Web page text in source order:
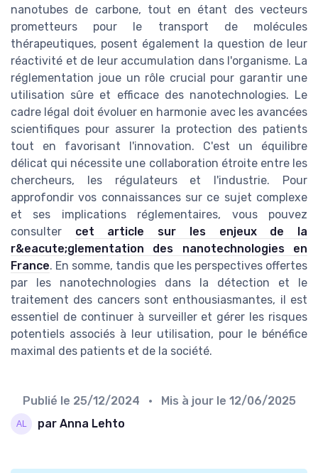
nanotubes de carbone, tout en étant des vecteurs
prometteurs pour le transport de molécules
thérapeutiques, posent également la question de leur
réactivité et de leur accumulation dans l'organisme. La
réglementation joue un rôle crucial pour garantir une
utilisation sûre et efficace des nanotechnologies. Le
cadre légal doit évoluer en harmonie avec les avancées
scientifiques pour assurer la protection des patients
tout en favorisant l'innovation. C'est un équilibre
délicat qui nécessite une collaboration étroite entre les
chercheurs, les régulateurs et l'industrie. Pour
approfondir vos connaissances sur ce sujet complexe
et ses implications réglementaires, vous pouvez
consulter cet article sur les enjeux de la
r&eacute;glementation des nanotechnologies en
France. En somme, tandis que les perspectives offertes
par les nanotechnologies dans la détection et le
traitement des cancers sont enthousiasmantes, il est
essentiel de continuer à surveiller et gérer les risques
potentiels associés à leur utilisation, pour le bénéfice
maximal des patients et de la société.
Publié le 25/12/2024 • Mis à jour le 12/06/2025
par Anna Lehto